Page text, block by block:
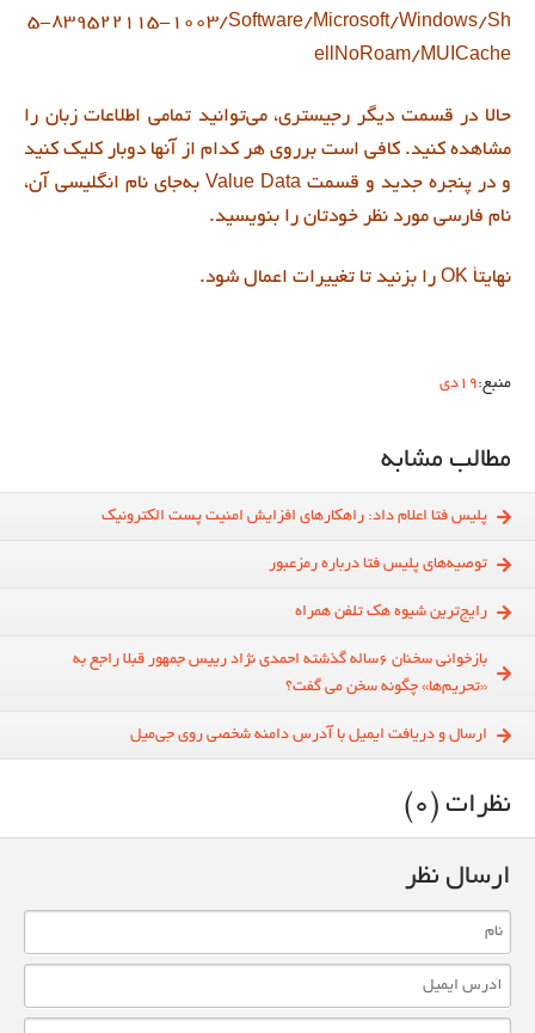
۵-۸۳۹۵۲۲۱۱۵-۱۰۰۳/Software/Microsoft/Windows/Sh
ellNoRoam/MUICache
حالا در قسمت ديگر رجيستري، مي‌توانيد تمامي اطلاعات زبان را
مشاهده کنيد. کافي است برروي هر کدام از آنها دوبار کليک کنيد
و در پنجره جديد و قسمت Value Data به‌جاي نام انگليسي آن،
نام فارسي مورد نظر خودتان را بنويسيد.
نهايتأ OK را بزنيد تا تغييرات اعمال شود.
منبع:19دی
مطالب مشابه
پليس فتا اعلام داد: راهكارهاي افزايش امنيت پست‌ الكترونيك
توصيه‌هاي پليس فتا درباره رمزعبور
رايج‌ترين شيوه هک تلفن همراه
بازخوانی سخنان 6ساله گذشته احمدی نژاد رییس جمهور قبلا راجع به
«تحریم‌ها» چگونه سخن می گفت؟
ارسال و دریافت ایمیل با آدرس دامنه شخصی روی جی‌میل
نظرات (0)
ارسال نظر